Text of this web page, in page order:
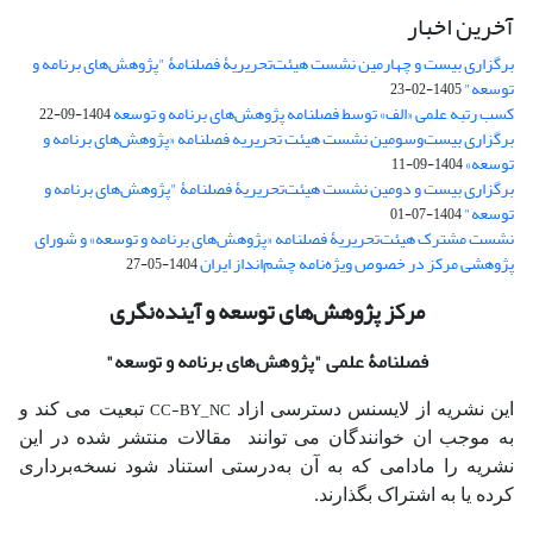
آخرین اخبار
برگزاری بیست و چهارمین نشست هیئت‌تحریریۀ فصلنامۀ "پژوهش‌های برنامه و
توسعه"1405-02-23
کسب رتبه علمی «الف» توسط فصلنامه پژوهش‌های برنامه و توسعه1404-09-22
برگزاری بیست‌وسومین نشست هیئت‌ تحریریه فصلنامه «پژوهش‌های برنامه و
توسعه»1404-09-11
برگزاری بیست و دومین نشست هیئت‌تحریریۀ فصلنامۀ "پژوهش‌های برنامه و
توسعه"1404-07-01
نشست مشترک هیئت‌تحریریۀ فصلنامه «پژوهش‌های برنامه و توسعه» و شورای
پژوهشی مرکز در خصوص ویژه‌نامه چشم‌انداز ایران1404-05-27
مرکز پژوهش‌های توسعه و آینده‌نگری
فصلنامۀ علمی"پژوهش‌های برنامه و توسعه"
این نشریه از لایسنس دسترسی ازاد CC-BY_NC تبعیت می کند و
به موجب ان خوانندگان می توانند مقالات منتشر شده در این
نشریه را مادامی که به آن‌ به‌درستی استناد شود نسخه‌برداری
کرده یا به اشتراک بگذارند.